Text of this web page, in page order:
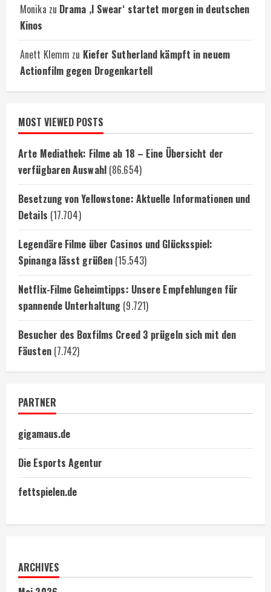
Monika zu Drama ‚I Swear‘ startet morgen in deutschen
Kinos
Anett Klemm zu Kiefer Sutherland kämpft in neuem
Actionfilm gegen Drogenkartell
MOST VIEWED POSTS
Arte Mediathek: Filme ab 18 – Eine Übersicht der
verfügbaren Auswahl (86.654)
Besetzung von Yellowstone: Aktuelle Informationen und
Details (17.704)
Legendäre Filme über Casinos und Glücksspiel:
Spinanga lässt grüßen (15.543)
Netflix-Filme Geheimtipps: Unsere Empfehlungen für
spannende Unterhaltung (9.721)
Besucher des Boxfilms Creed 3 prügeln sich mit den
Fäusten (7.742)
PARTNER
gigamaus.de
Die Esports Agentur
fettspielen.de
ARCHIVES